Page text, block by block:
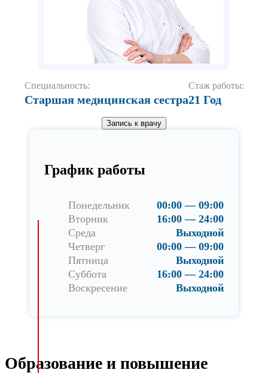
Специальность:
Старшая медицинская сестра
Стаж работы:
21 Год
Запись к врачу
График работы
Понедельник
00:00 — 09:00
Вторник
16:00 — 24:00
Среда
Выходной
Четверг
00:00 — 09:00
Пятница
Выходной
Суббота
16:00 — 24:00
Воскресение
Выходной
Образование и повышение